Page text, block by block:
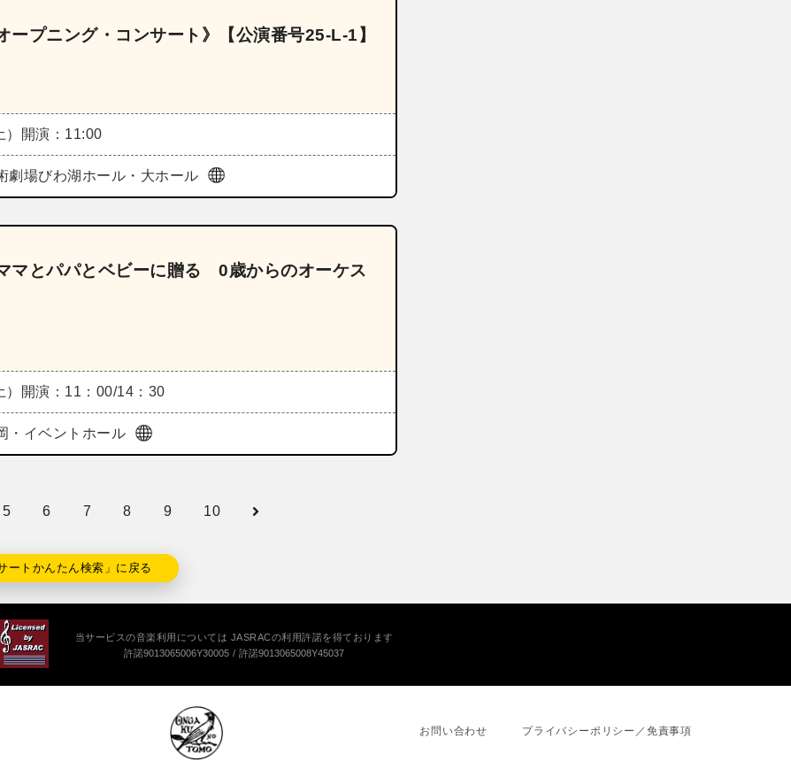
プニング・コンサート》【公演番号25‐L‐1】
開演：11:00
劇場びわ湖ホール・大ホール
マとパパとベビーに贈る 0歳からのオーケス
開演：11：00/14：30
・イベントホール
5 6 7 8 9 10
ートかんたん検索」に戻る
当サービスの音楽利用については JASRACの利用許諾を得ております
許諾9013065006Y30005
許諾9013065008Y45037
お問い合わせ プライバシーポリシー／免責事項